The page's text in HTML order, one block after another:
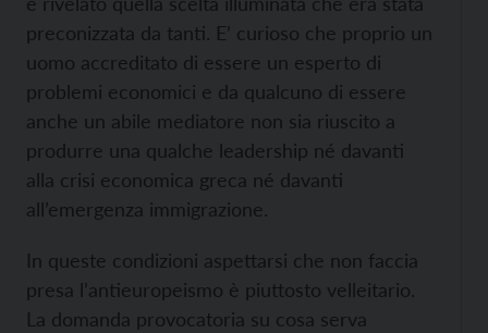
preconizzata da tanti. E’ curioso che proprio un
uomo accreditato di essere un esperto di
problemi economici e da qualcuno di essere
anche un abile mediatore non sia riuscito a
produrre una qualche leadership né davanti
alla crisi economica greca né davanti
all’emergenza immigrazione.
In queste condizioni aspettarsi che non faccia
presa l’antieuropeismo è piuttosto velleitario.
La domanda provocatoria su cosa serva